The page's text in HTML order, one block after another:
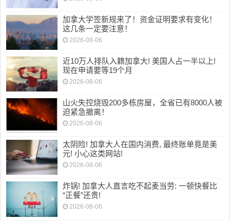
加拿大学签新规来了！资金证明要求有变化！
这几条一定要注意！
2026-08-06
近10万人排队入籍加拿大! 美国人占一半以上!
现在申请要等19个月
2026-08-06
山火失控烧毁200多栋房屋，全省已有8000人被
迫紧急撤离！
2026-08-06
太阴险! 加拿大人在国内消费, 最终账单竟是美
元! 小心这类网站!
2026-08-06
炸锅! 加拿大人直言吃不起麦当劳: 一顿快餐比
“正餐”还贵!
2026-08-06